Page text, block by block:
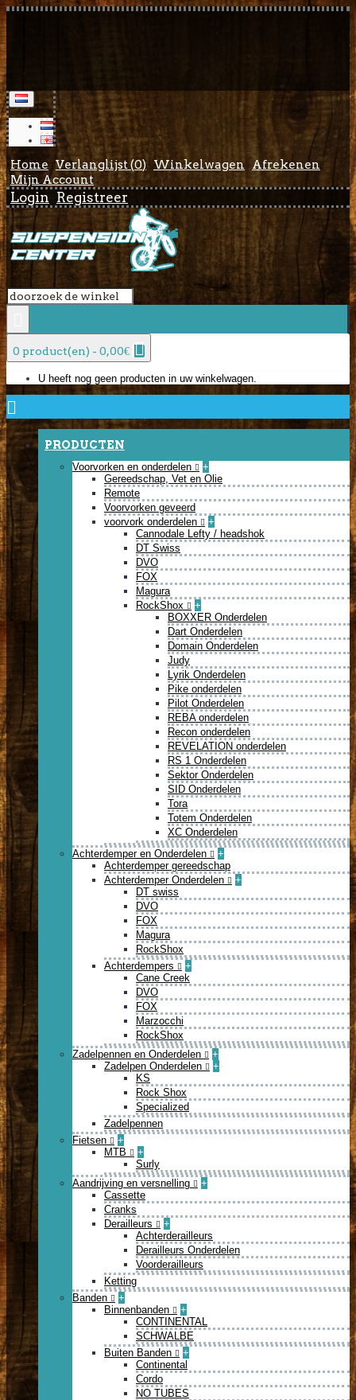
Home Verlanglijst (0) Winkelwagen
Afrekenen
Mijn Account
Login Registreer
0 product(en) - 0,00€
U heeft nog geen producten in uw winkelwagen.
PRODUCTEN
Voorvorken en onderdelen
+
Gereedschap, Vet en Olie
Remote
Voorvorken geveerd
voorvork onderdelen
+
Cannodale Lefty / headshok
DT Swiss
DVO
FOX
Magura
RockShox
+
BOXXER Onderdelen
Dart Onderdelen
Domain Onderdelen
Judy
Lyrik Onderdelen
Pike onderdelen
Pilot Onderdelen
REBA onderdelen
Recon onderdelen
REVELATION onderdelen
RS 1 Onderdelen
Sektor Onderdelen
SID Onderdelen
Tora
Totem Onderdelen
XC Onderdelen
Achterdemper en Onderdelen
+
Achterdemper gereedschap
Achterdemper Onderdelen
+
DT swiss
DVO
FOX
Magura
RockShox
Achterdempers
+
Cane Creek
DVO
FOX
Marzocchi
RockShox
Zadelpennen en Onderdelen
+
Zadelpen Onderdelen
+
KS
Rock Shox
Specialized
Zadelpennen
Fietsen
+
MTB
+
Surly
Aandrijving en versnelling
+
Cassette
Cranks
Derailleurs
+
Achterderailleurs
Derailleurs Onderdelen
Voorderailleurs
Ketting
Banden
+
Binnenbanden
+
CONTINENTAL
SCHWALBE
Buiten Banden
+
Continental
Cordo
NO TUBES